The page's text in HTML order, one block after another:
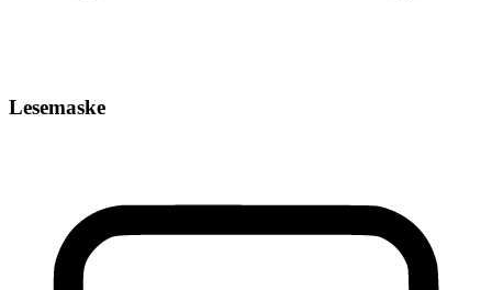
Lesemaske